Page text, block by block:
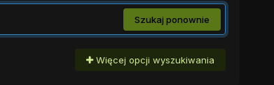
Szukaj ponownie
Więcej opcji wyszukiwania